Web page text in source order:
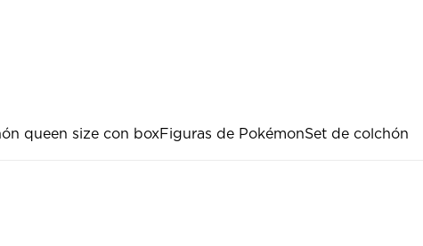
queen size con boxFiguras de PokémonSet de colchón